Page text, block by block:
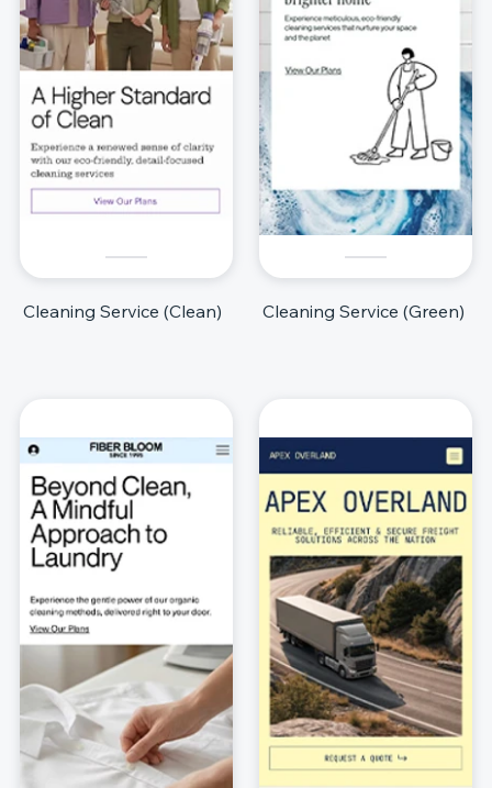
Cleaning Service (Clean) Cleaning Service (Green)